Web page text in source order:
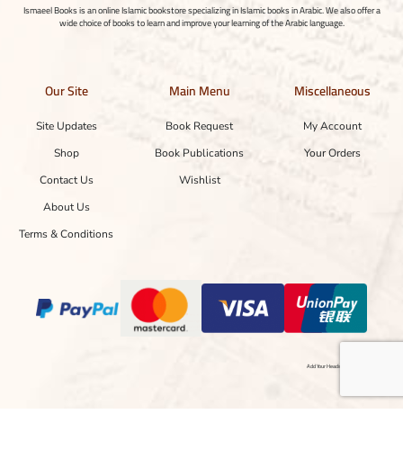
Ismaeel Books is an online Islamic bookstore specializing in Islamic books in Arabic. We also offer a
wide choice of books to learn and improve your learning of the Arabic language.
Our Site
Site Updates
Shop
Contact Us
About Us
Terms & Conditions
Main Menu
Book Request
Book Publications
Wishlist
Miscellaneous
My Account
Your Orders
Add Your Heading Text Here